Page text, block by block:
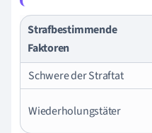
Strafbestimmende
Faktoren
Schwere der Straftat
Wiederholungstäter